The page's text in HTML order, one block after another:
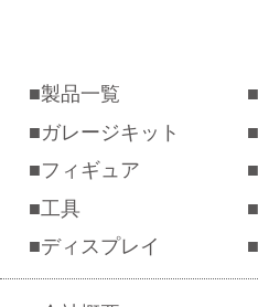
製品一覧
ガレージキット
フィギュア
工具
ディスプレイ